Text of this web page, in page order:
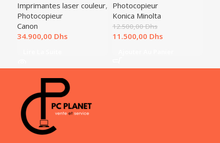
Imprimantes laser couleur,
Photocopieur
Canon
Dhs
Photocopieur
Konica Minolta
12.500,00Dhs
11.500,00 Dhs